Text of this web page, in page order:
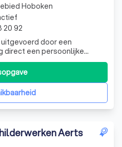
door een
direct een persoonlijke
Geniet van voordelen
en diverse afwerkingen.
waar vakmanschap en
Hoboken
20 92
Aerts